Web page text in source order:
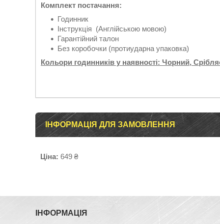
Комплект постачання:
Годинник
Інструкція (Англійською мовою)
Гарантійний талон
Без коробочки (протиударна упаковка)
Кольори годинників у наявності: Чорний,
ІНФОРМАЦІЯ ДЛЯ ЗАМОВЛЕННЯ
Ціна: 649 ₴
ІНФОРМАЦІЯ